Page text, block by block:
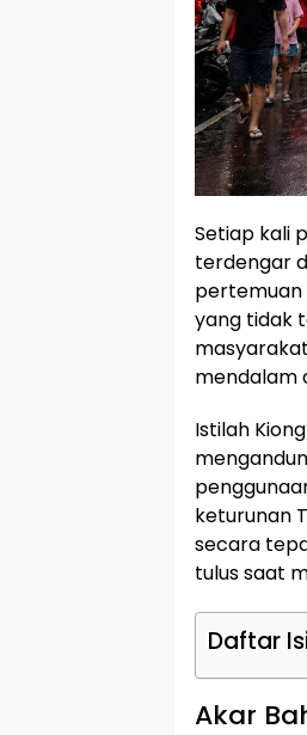
Setiap kali
terdengar
pertemuan
yang tidak
mendalam
Istilah
keturunan
secara
tulus saat
Daftar
Akar